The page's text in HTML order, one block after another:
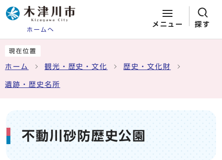
ホームへ
メニュー 探す
現在位置
ホーム 観光・歴史・文化 歴史・文化財
遺跡・歴史名所
不動川砂防歴史公園